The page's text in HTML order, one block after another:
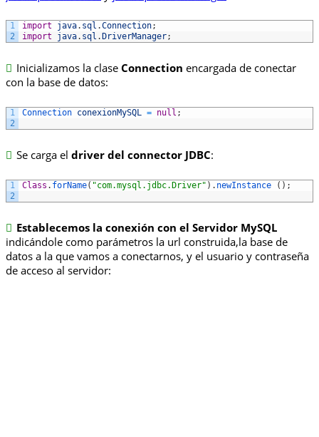
1
2
import java. sql .Connection;
import
java. sql .DriverManager;
Inicializamos la clase Connection encargada de conectar
con la base de datos:
1
2
Connection conexionMySQL = null ;
Se carga el driver del connector JDBC:
1
2
Class . forName( "com.mysql.jdbc.Driver" ) . newInstance ( ) ;
Establecemos la conexión con el Servidor MySQL
indicándole como parámetros la url construida,la base de
datos a la que vamos a conectarnos, y el usuario y contraseña
de acceso al servidor: